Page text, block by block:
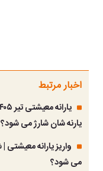
اخبار مرتبط
یارنه شان شارژ می شود؟
می شود؟